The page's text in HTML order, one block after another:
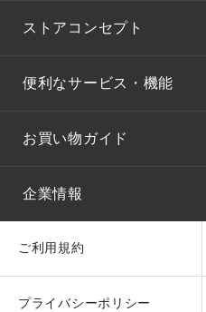
ストアコンセプト
便利なサービス・機能
お買い物ガイド
企業情報
ご利用規約
プライバシーポリシー